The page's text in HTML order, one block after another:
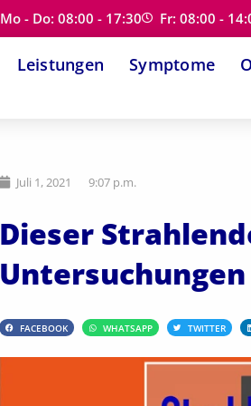
Mo - Do: 08:00 - 17:30 Fr: 08:00 -
Leistungen Symptome
Juli 1, 2021 9:07 p.m.
Dieser
FACEBOOK WHATSAPP TWITTER